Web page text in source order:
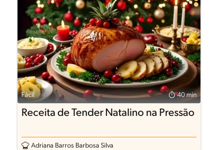
Fácil 40 min
Receita de Tender Natalino na Pressão
Adriana Barros Barbosa Silva